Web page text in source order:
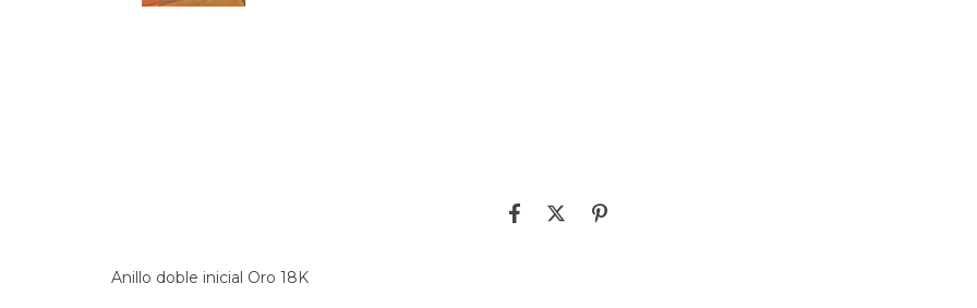
Anillo doble inicial Oro 18K